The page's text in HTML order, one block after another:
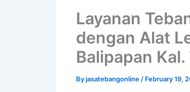
Layanan
dengan Alat
Balipapan Kal.
Byjasatebangonline / February 19,